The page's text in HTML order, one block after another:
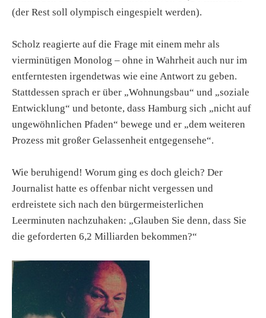
(der Rest soll olympisch eingespielt werden).
Scholz reagierte auf die Frage mit einem mehr als
vierminütigen Monolog – ohne in Wahrheit auch nur im
entferntesten irgendetwas wie eine Antwort zu geben.
Stattdessen sprach er über „Wohnungsbau“ und „soziale
Entwicklung“ und betonte, dass Hamburg sich „nicht auf
ungewöhnlichen Pfaden“ bewege und er „dem weiteren
Prozess mit großer Gelassenheit entgegensehe“.
Wie beruhigend! Worum ging es doch gleich? Der
Journalist hatte es offenbar nicht vergessen und
erdreistete sich nach den bürgermeisterlichen
Leerminuten nachzuhaken: „Glauben Sie denn, dass Sie
die geforderten 6,2 Milliarden bekommen?“